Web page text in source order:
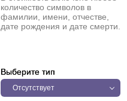
количество символов в
фамилии, имени, отчестве,
дате рождения и дате смерти.
Выберите тип
Отсутствует